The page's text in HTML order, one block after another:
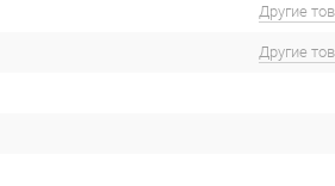
Другие
Другие